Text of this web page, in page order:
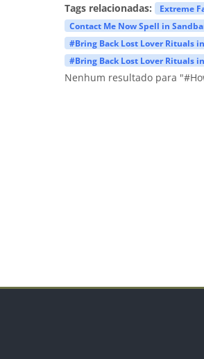
Tags relacionadas: Extreme
Contact Me Now Spell in
#Bring Back Lost Lover Rituals
#Bring Back Lost Lover Rituals
Nenhum resultado para